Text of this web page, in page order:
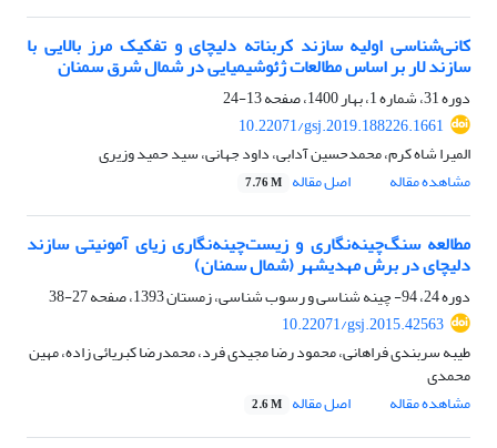
کانی‌شناسی اولیه سازند کربناته دلیچای و تفکیک مرز بالایی با
سازند لار بر اساس مطالعات ژئوشیمیایی در شمال شرق سمنان
دوره 31، شماره 1، بهار 1400، صفحه
13-24
10.22071/gsj.2019.188226.1661
المیرا شاه کرم، محمدحسین آدابی، داود جهانی، سید حمید وزیری
مشاهده مقاله
اصل مقاله 7.76 M
مطالعه سنگ‌چینه‌نگاری و زیست‌چینه‌نگاری زیای آمونیتی سازند
دلیچای در برش مهدیشهر (شمال سمنان)
دوره 24، 94- چینه شناسی و رسوب شناسی، زمستان 1393، صفحه
27-38
10.22071/gsj.2015.42563
طیبه سربندی فراهانی، محمود رضا مجیدی فرد، محمدرضا کبریائی زاده، مهین
محمدی
مشاهده مقاله
اصل مقاله 2.6 M